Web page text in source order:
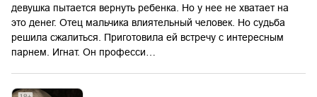
девушка пытается вернуть ребенка. Но у нее не хватает на
это денег. Отец мальчика влиятельный человек. Но судьба
решила сжалиться. Приготовила ей встречу с интересным
парнем. Игнат. Он професси…